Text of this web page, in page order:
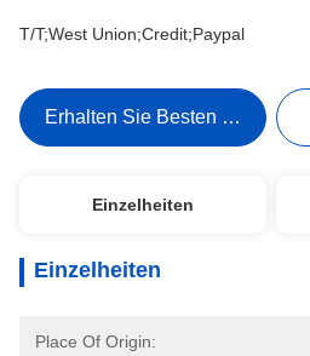
T/T;West Union;Credit;Paypal
Erhalten Sie Besten Preis
Einzelheiten
Einzelheiten
Place Of Origin: